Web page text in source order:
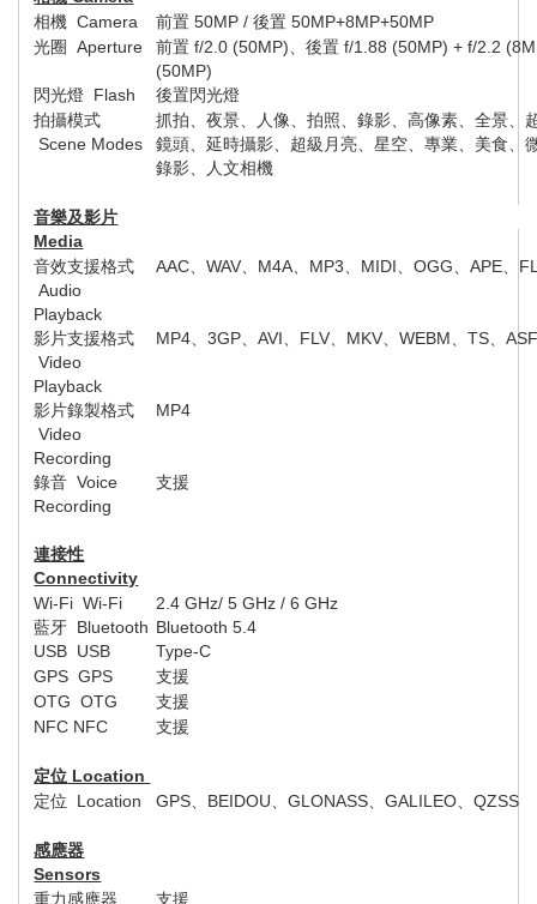
相機 Camera 前置 50MP /後置 50MP+8MP+50MP
光圈 Aperture 前置 f/2.0 (50MP) 、後置 f/1.88 (50MP) + f/2. 2 (8
(50MP)
閃光燈 Flash
後置閃光燈
拍攝模式
Scene Modes
抓拍、夜景、人像、拍照、錄影、高像素、全景、
鏡頭、延時攝影、超級月亮、星空、專業、美食、
錄影、人文相機
音樂及影片
Media
音效支援格式
Audio
Playback
AAC 、WAV M4A MP3 MIDI 、OGG 、APE
影片支援格式
Video
Playback
MP4 、3GP 、AVI FLV MKV 、WEBM 、TS 、
影片錄製格式
Video
Recording
MP4
錄音 Voice
Recording
支援
連接性
Connectivity
Wi-Fi Wi-Fi
2.4 GHz/ 5 GHz / 6 GHz
藍牙 Bluetooth Bluetooth 5.4
USB USB
Type-C
GPS GPS
支援
OTG OTG
支援
NFC NFC
支援
定位 Location
定位 Location GPS BEIDOU 、GLONASS 、GALILEO 、QZSS
感應器
Sensors
重力感應器
支援